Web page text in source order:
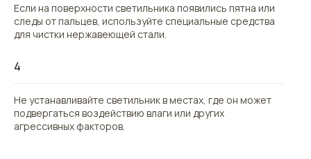
Если на поверхности светильника появились пятна или
следы от пальцев, используйте специальные средства
для чистки нержавеющей стали.
4
Не устанавливайте светильник в местах, где он может
подвергаться воздействию влаги или других
агрессивных факторов.